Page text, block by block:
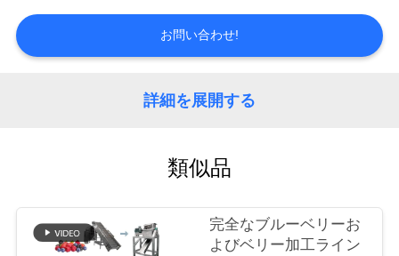
私
お問い合わせ!
詳細を展開する
類似品
完全なブルーベリーお
よびベリー加工ライン